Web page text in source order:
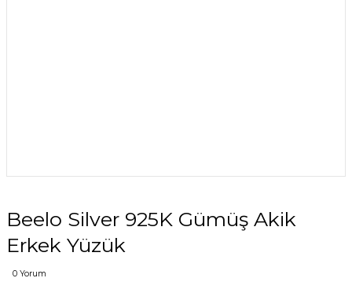
Beelo Silver 925K Gümüş Akik
Erkek Yüzük
0 Yorum